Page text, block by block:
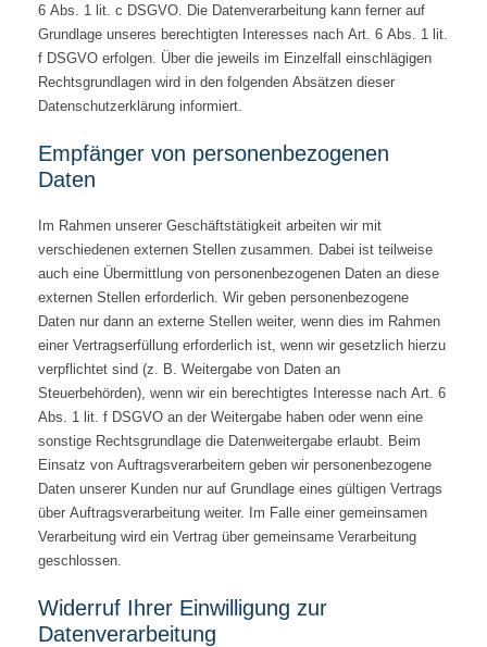
6 Abs. 1 lit. c DSGVO. Die Datenverarbeitung kann ferner auf
Grundlage unseres berechtigten Interesses nach Art. 6 Abs. 1 lit.
f DSGVO erfolgen. Über die jeweils im Einzelfall einschlägigen
Rechtsgrundlagen wird in den folgenden Absätzen dieser
Datenschutzerklärung informiert.
Empfänger von personenbezogenen
Daten
Im Rahmen unserer Geschäftstätigkeit arbeiten wir mit
verschiedenen externen Stellen zusammen. Dabei ist teilweise
auch eine Übermittlung von personenbezogenen Daten an diese
externen Stellen erforderlich. Wir geben personenbezogene
Daten nur dann an externe Stellen weiter, wenn dies im Rahmen
einer Vertragserfüllung erforderlich ist, wenn wir gesetzlich hierzu
verpflichtet sind (z. B. Weitergabe von Daten an
Steuerbehörden), wenn wir ein berechtigtes Interesse nach Art. 6
Abs. 1 lit. f DSGVO an der Weitergabe haben oder wenn eine
sonstige Rechtsgrundlage die Datenweitergabe erlaubt. Beim
Einsatz von Auftragsverarbeitern geben wir personenbezogene
Daten unserer Kunden nur auf Grundlage eines gültigen Vertrags
über Auftragsverarbeitung weiter. Im Falle einer gemeinsamen
Verarbeitung wird ein Vertrag über gemeinsame Verarbeitung
geschlossen.
Widerruf Ihrer Einwilligung zur
Datenverarbeitung